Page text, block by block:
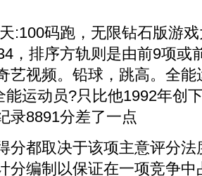
:100码跑，无限钻石版游
，排序方轨则是由前9项或
艺视频。铅球，跳高。全能
分都取决于该项主意评分
分编制以保证在一项竞争